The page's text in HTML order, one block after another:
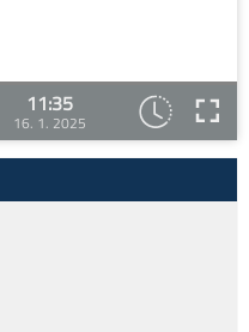
11:35
16. 1. 2025